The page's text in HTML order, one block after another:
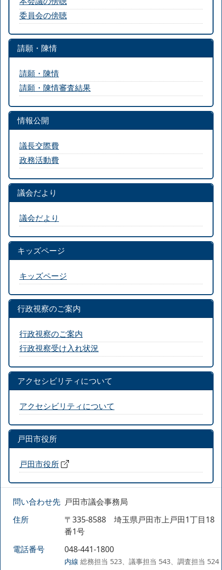
委員会の傍聴
請願・陳情
請願・陳情
請願・陳情審査結果
情報公開
議長交際費
政務活動費
議会だより
議会だより
キッズページ
キッズページ
行政視察のご案内
行政視察のご案内
行政視察受け入れ状況
アクセシビリティについて
アクセシビリティについて
戸田市役所
戸田市役所
問い合わせ先 戸田市議会事務局
住所
〒335-8588 埼玉県戸田市上戸田1丁目18
番1号
電話番号
048-441-1800
内線 総務担当 523、議事担当 543、調査担当 524